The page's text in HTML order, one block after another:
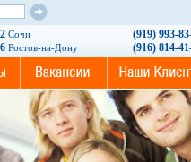
Сочи
Ростов-на-Дону
(919) 993-
(916) 814-